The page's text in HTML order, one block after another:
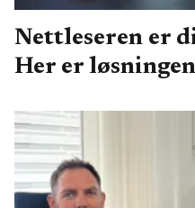
Nettleseren er
Her er løsningen